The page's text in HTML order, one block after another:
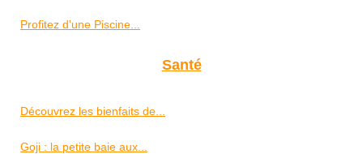
Profitez d'une Piscine...
Santé
Découvrez les bienfaits de...
Goji : la petite baie aux...